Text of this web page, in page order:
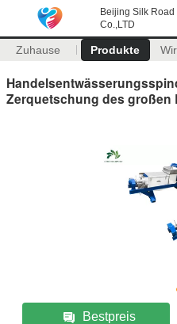
Beijing Silk
Co.,LTD
Zuhause Produkte
Zerquetschung des großen
Bestpreis